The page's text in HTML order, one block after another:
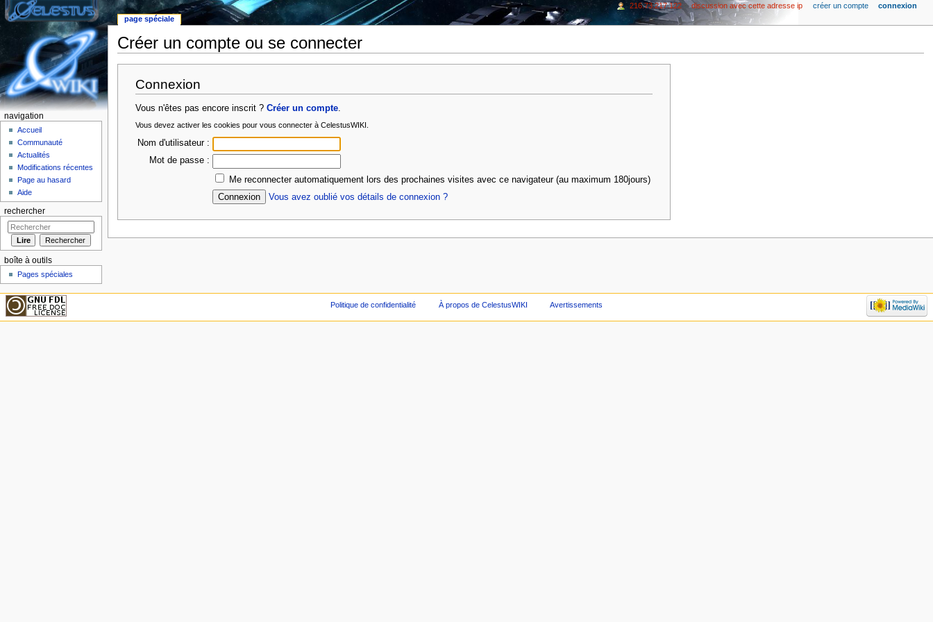
Créer un compte ou se connecter
Connexion
Vous n'êtes pas encore inscrit ?Créer un compte.
Vous devez activer les cookies pour vous connecter à CelestusWIKI.
Nom d'utilisateur :
Mot de passe :
Me reconnecter automatiquement lors des prochaines visites avec ce navigateur (au maximum 180jours)
Vous avez oublié vos détails de connexion ?
page spéciale
216.73.217.122 discussion avec cette adresse ip créer un compte connexion
navigation
Accueil
Communauté
Actualités
Modifications récentes
Page au hasard
Aide
rechercher
boîte à outils
Pages spéciales
Politique de confidentialité À propos de CelestusWIKI Avertissements